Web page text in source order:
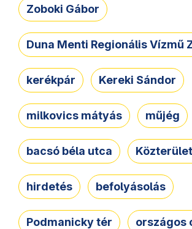
Zoboki Gábor
Duna Menti Regionális Vízmű
kerékpár Kereki Sándor
milkovics mátyás műjég
bacsó béla utca
hirdetés befolyásolás
Podmanicky tér országos